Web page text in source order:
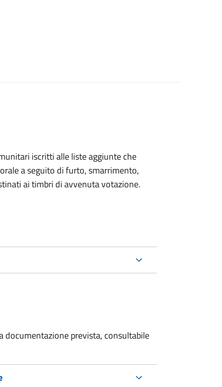
iscritti alle liste aggiunte che
a seguito di furto, smarrimento,
ai timbri di avvenuta votazione.
documentazione prevista, consultabile